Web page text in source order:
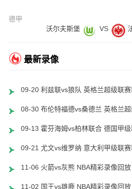
德甲
沃尔夫斯堡
VS
最新录像
09-20 利兹联vs狼队 英格兰超级联
08-30 布伦特福德vs桑德兰 英格兰
09-13 霍芬海姆vs柏林联合 德国甲
09-21 尤文vs维罗纳 意大利甲级联
11-06 火箭vs灰熊 NBA精彩录像回放
11-02 国王vs雄鹿 NBA精彩录像回放